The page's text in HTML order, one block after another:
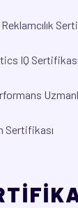
IQ Sertifikası
Sertifikası